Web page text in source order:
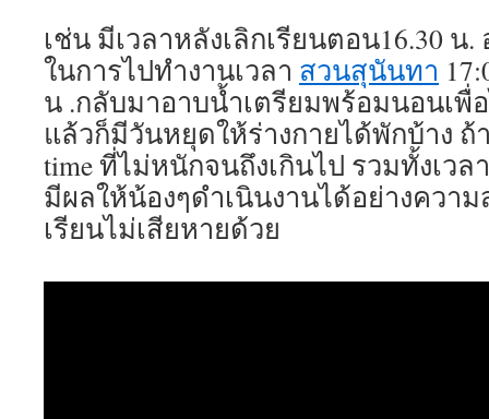
เช่น มีเวลาหลังเลิกเรียนตอน16.30 น
ในการไปทำงานเวลา สวนสุนันทา
น .กลับมาอาบน้ำเตรียมพร้อมนอนเพื่อ
แล้วก็มีวันหยุดให้ร่างกายได้พักบ้าง ถ้
time ที่ไม่หนักจนถึงเกินไป รวมทั้งเว
มีผลให้น้องๆดำเนินงานได้อย่างควา
เรียนไม่เสียหายด้วย